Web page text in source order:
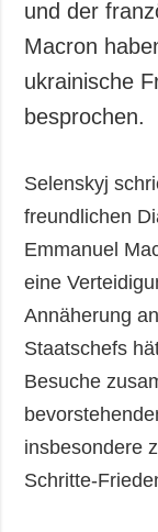
Interview
Fotos
und der
Macron
ukrainische
besprochen.
Selenskyj
freundlichen
Emmanuel
eine
Annäherung
Staatschefs
Besuche
insbesondere
Schritte-